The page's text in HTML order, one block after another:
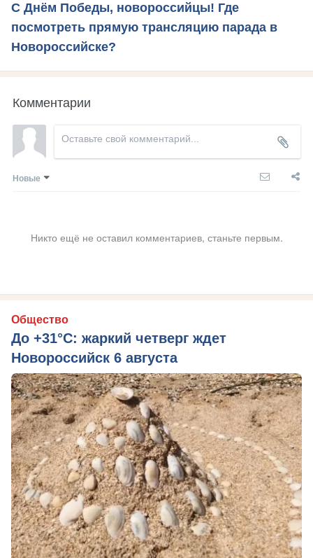
С Днём Победы, новороссийцы! Где
посмотреть прямую трансляцию парада в
Новороссийске?
Комментарии
Новые
Никто ещё не оставил комментариев, станьте первым.
Общество
До +31°C: жаркий четверг ждет
Новороссийск 6 августа